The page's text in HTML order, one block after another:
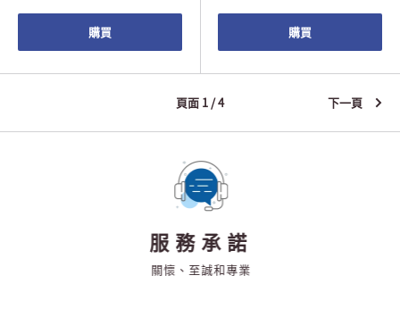
購買 購買
頁面 1 / 4 下一頁
服務承諾
關懷、至誠和專業